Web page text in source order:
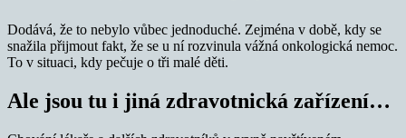
Dodává, že to nebylo vůbec jednoduché. Zejména v době, kdy se
snažila přijmout fakt, že se u ní rozvinula vážná onkologická nemoc.
To v situaci, kdy pečuje o tři malé děti.
Ale jsou tu i jiná zdravotnická zařízení…